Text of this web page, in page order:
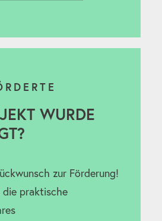
WURDE
zur Förderung!
praktische